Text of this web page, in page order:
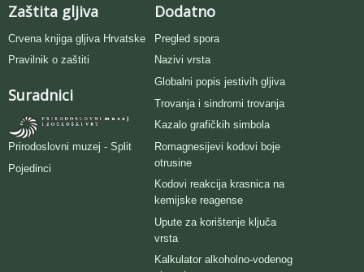
Zaštita gljiva
Crvena knjiga gljiva Hrvatske
Pravilnik o zaštiti
Suradnici
Prirodoslovni muzej - Split
Pojedinci
Dodatno
Pregled spora
Nazivi vrsta
Globalni popis jestivih gljiva
Trovanja i sindromi trovanja
Kazalo grafičkih simbola
Romagnesijevi kodovi boje
otrusine
Kodovi reakcija krasnica na
kemijske reagense
Upute za korištenje ključa
vrsta
Kalkulator alkoholno-vodenog